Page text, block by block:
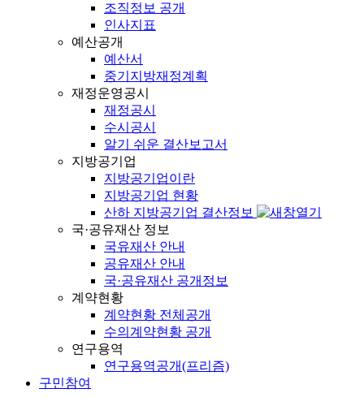
조직정보 공개
인사지표
예산공개
예산서
중기지방재정계획
재정운영공시
재정공시
수시공시
알기 쉬운 결산보고서
지방공기업
지방공기업이란
지방공기업 현황
산하 지방공기업 결산정보
국·공유재산 정보
국유재산 안내
공유재산 안내
국·공유재산 공개정보
계약현황
계약현황 전체공개
수의계약현황 공개
연구용역
연구용역공개(프리즘)
구민참여